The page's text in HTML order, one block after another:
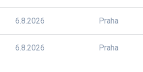
6.8.2026 Praha
6.8.2026 Praha